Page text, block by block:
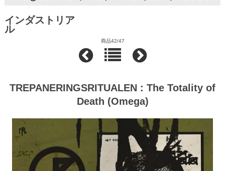
インダストリア
ル
商品42/47
TREPANERINGSRITUALEN : The Totality of
Death (Omega)